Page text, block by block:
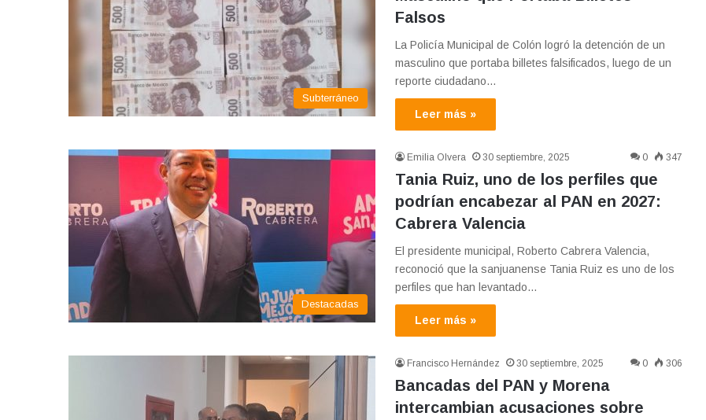
Subterráneo
Falsos
La Policía Municipal de Colón logró la detención de un
masculino que portaba billetes falsificados, luego de un
reporte ciudadano…
Leer más »
Destacadas
Emilia Olvera 30 septiembre, 2025 0 347
Tania Ruiz, uno de los perfiles que
podrían encabezar al PAN en 2027:
Cabrera Valencia
El presidente municipal, Roberto Cabrera Valencia,
reconoció que la sanjuanense Tania Ruiz es uno de los
perfiles que han levantado…
Leer más »
Francisco Hernández 30 septiembre, 2025 0 306
Bancadas del PAN y Morena
intercambian acusaciones sobre